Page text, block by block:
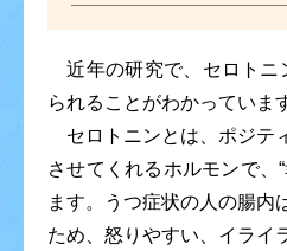
近年の研究で、セロトニ
られることがわかっていま
セロトニンとは、ポジテ
させてくれるホルモンで、
ます。うつ症状の人の腸内
ため、怒りやすい、イライ